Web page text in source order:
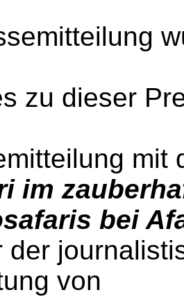
zu dieser
mit
im
bei
der
von